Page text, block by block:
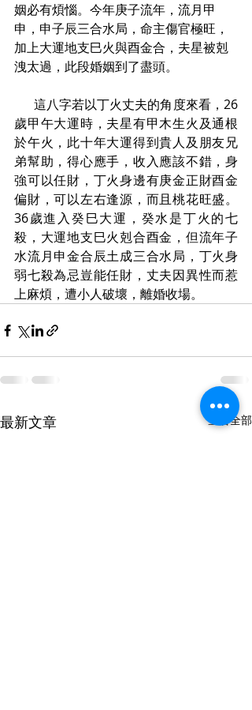
姻必有煩惱。今年庚子流年，流月甲
申，申子辰三合水局，命主傷官極旺，
加上大運地支巳火與酉金合，夫星被剋
洩太過，此段婚姻到了盡頭。
歲甲午大運時，夫星有甲木生火及通根
於午火，此十年大運得到貴人及朋友兄
弟幫助，得心應手，收入應該不錯，身
強可以任財，丁火身邊有庚金正財酉金
偏財，可以左右逢源，而且桃花旺盛。
36歲進入癸巳大運，癸水是丁火的七
殺，大運地支巳火剋合酉金，但流年子
水流月申金合辰土成三合水局，丁火身
弱七殺為忌豈能任財，丈夫因異性而惹
上麻煩，遭小人破壞，離婚收場。
最新文章 查看全部